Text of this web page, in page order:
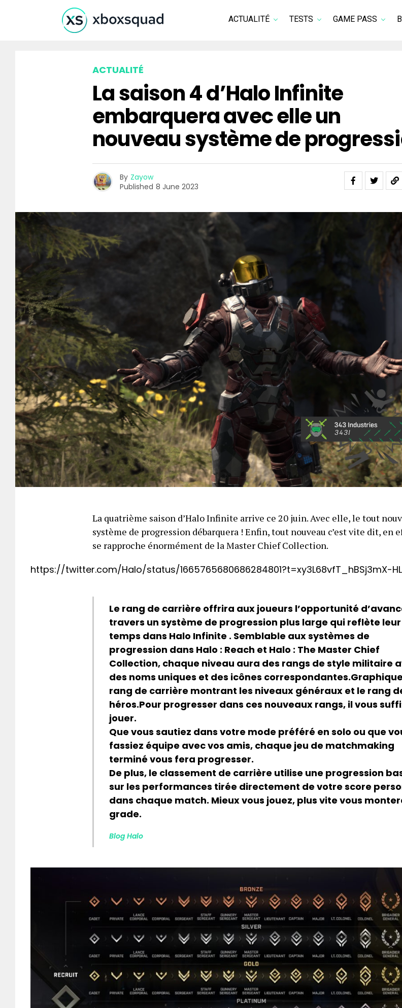
ACTUALITÉ TESTS GAME PASS
ACTUALITÉ
La saison 4 d’Halo Infinite
embarquera avec elle un
nouveau système de
By Zayow
Published 8 June 2023
La quatrième saison d’Halo Infinite arrive ce 20 juin. Avec elle, le tout
système de progression débarquera ! Enfin, tout nouveau c’est vite dit, en
se rapproche énormément de la Master Chief Collection.
https://twitter.com/Halo/status/1665765680686284801?t=xy3L68vfT_hBSj3mX-
Le rang de carrière offrira aux joueurs l’opportunité
travers un système de progression plus large qui reflète leur
temps dans Halo Infinite . Semblable aux systèmes de
progression dans Halo : Reach et Halo : The Master Chief
Collection, chaque niveau aura des rangs de style militaire
des noms uniques et des icônes
rang de carrière montrant les niveaux généraux et le rang
héros.Pour progresser dans ces nouveaux rangs, il vous
jouer.
Que vous sautiez dans votre mode préféré en solo ou que
fassiez équipe avec vos amis, chaque jeu de matchmaking
terminé vous fera progresser.
De plus, le classement de carrière utilise une progression
sur les performances tirée directement de votre score
dans chaque match. Mieux vous jouez, plus vite vous
grade.
Blog Halo